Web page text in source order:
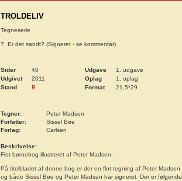
TROLDELIV
Tegneserie
7. Er det sandt? (Signeret - se kommentar)
Sider
40
Udgivet
2011
Stand
B
Udgave
1. udgave
Oplag
1. oplag
Format
21,5*29
Tegner:
Peter Madsen
Forfatter:
Sissel Bøe
Forlag:
Carlsen
Beskrivelse:
Flot børnebog illustreret af Peter Madsen.
På titelbladet af denne bog er der en flot tegning af Peter Madsen
og både Sissel Bøe og Peter Madsen har signeret. Der er følgende